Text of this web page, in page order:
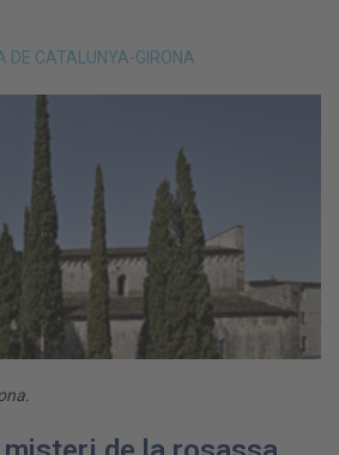
DE CATALUNYA-GIRONA